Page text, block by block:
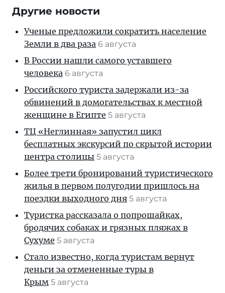
Другие новости
Ученые предложили сократить население
Земли в два раза 6 августа
В России нашли самого уставшего
человека 6 августа
Российского туриста задержали из-за
обвинений в домогательствах к местной
женщине в Египте 5 августа
ТЦ «Неглинная» запустил цикл
бесплатных экскурсий по скрытой истории
центра столицы 5 августа
Более трети бронирований туристического
жилья в первом полугодии пришлось на
поездки выходного дня 5 августа
Туристка рассказала о попрошайках,
бродячих собаках и грязных пляжах в
Сухуме 5 августа
Стало известно, когда туристам вернут
деньги за отмененные туры в
Крым 5 августа